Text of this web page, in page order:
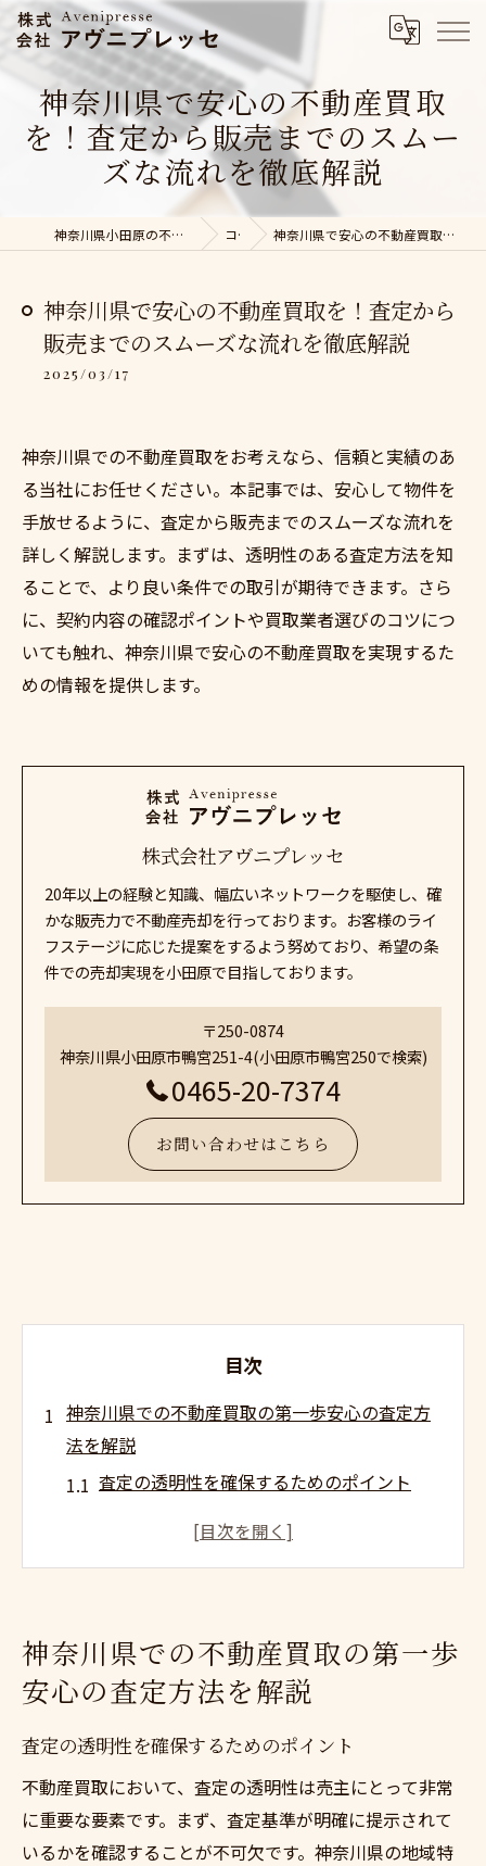
神奈川県で安心の不動産買取
を！査定から販売までのスムー
ズな流れを徹底解説
神奈川県小田原の不動産売却なら株式会社アヴニプレッセ コラム 神奈川県で安心の不動産買取を！査定から販売までのスムーズな流れを徹底解説
神奈川県で安心の不動産買取を！査定から
販売までのスムーズな流れを徹底解説
2025/03/17
神奈川県での不動産買取をお考えなら、信頼と実績のあ
る当社にお任せください。本記事では、安心して物件を
手放せるように、査定から販売までのスムーズな流れを
詳しく解説します。まずは、透明性のある査定方法を知
ることで、より良い条件での取引が期待できます。さら
に、契約内容の確認ポイントや買取業者選びのコツにつ
いても触れ、神奈川県で安心の不動産買取を実現するた
めの情報を提供します。
株式会社アヴニプレッセ
20年以上の経験と知識、幅広いネットワークを駆使し、確
かな販売力で不動産売却を行っております。お客様のライ
フステージに応じた提案をするよう努めており、希望の条
件での売却実現を小田原で目指しております。
〒250-0874
神奈川県小田原市鴨宮251-4(小田原市鴨宮250で検索)
0465-20-7374
お問い合わせはこちら
目次
神奈川県での不動産買取の第一歩安心の査定方
法を解説
査定の透明性を確保するためのポイント
市場価格と査定価格の違いを理解する
査定結果を活用した効果的な交渉術
信頼できる不動産買取業者選びの秘訣
評判の良い業者を見分けるための基準
買取業者の選定で失敗しないためのチェッ
クポイント
地元に根付いた業者を選ぶメリット
神奈川県での不動産買取の第一歩
安心の査定方法を解説
査定の透明性を確保するためのポイント
不動産買取において、査定の透明性は売主にとって非常
に重要な要素です。まず、査定基準が明確に提示されて
いるかを確認することが不可欠です。神奈川県の地域特